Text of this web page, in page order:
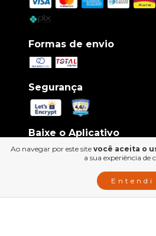
Ao navegar por este site você aceita o
a sua experiência de
Entendi
Formas de envio
Segurança
Baixe o Aplicativo